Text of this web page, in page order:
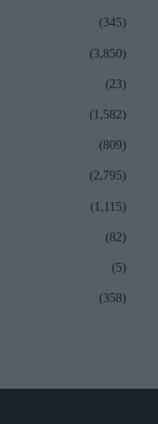
(345)
(3,850)
(23)
(1,582)
(809)
(2,795)
(1,115)
(82)
(5)
(358)